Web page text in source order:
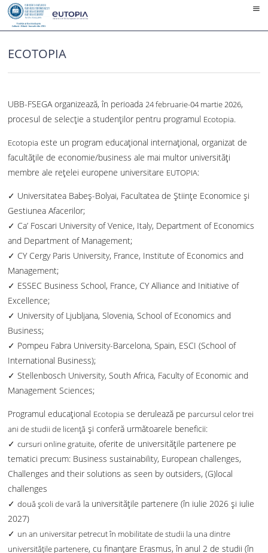
Skip
content
ECOTOPIA
UBB-FSEGA organizează, în perioada 24 februarie-04 martie 2026,
procesul de selecţie a studenților pentru programul Ecotopia.
Ecotopia este un program educațional internațional, organizat de
facultățile de economie/business ale mai multor universități
membre ale rețelei europene universitare EUTOPIA:
✓ Universitatea Babeș-Bolyai, Facultatea de Științe Economice și
Gestiunea Afacerilor;
✓ Ca’ Foscari University of Venice, Italy, Department of Economics
and Department of Management;
✓ CY Cergy Paris University, France, Institute of Economics and
Management;
✓ ESSEC Business School, France, CY Alliance and Initiative of
Excellence;
✓ University of Ljubljana, Slovenia, School of Economics and
Business;
✓ Pompeu Fabra University-Barcelona, Spain, ESCI (School of
International Business);
✓ Stellenbosch University, South Africa, Faculty of Economic and
Management Sciences;
Programul educațional Ecotopia se derulează pe parcursul celor trei
ani de studii de licență și conferă următoarele beneficii:
✓ cursuri online gratuite, oferite de universitățile partenere pe
tematici precum: Business sustainability, European challenges,
Challenges and their solutions as seen by outsiders, (G)local
challenges
✓ două școli de vară la universitățile partenere (în iulie 2026 și iulie
2027)
✓ un an universitar petrecut în mobilitate de studii la una dintre
universitățile partenere, cu finanțare Erasmus, în anul 2 de studii (în